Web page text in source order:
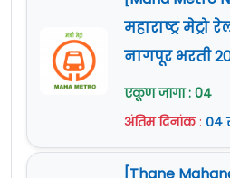
महाराष्ट्र मेट्रो
नागपूर भरती
एकूण जागा : 04
अंतिम दिनांक: ०४